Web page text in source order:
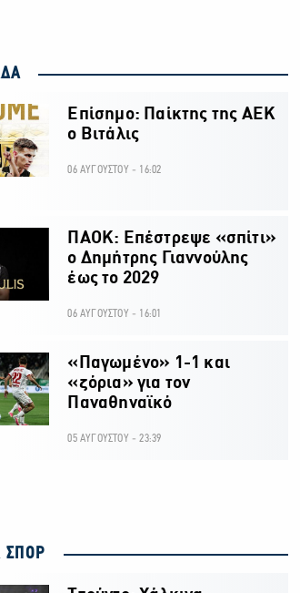
Επίσημο: Παίκτης της ΑΕΚ
ο Βιτάλις
06 ΑΥΓΟΥΣΤΟΥ - 16:02
ΠΑΟΚ: Επέστρεψε «σπίτι»
ο Δημήτρης Γιαννούλης
έως το 2029
06 ΑΥΓΟΥΣΤΟΥ - 16:01
«Παγωμένο» 1-1 και
«ζόρια» για τον
Παναθηναϊκό
05 ΑΥΓΟΥΣΤΟΥ - 23:39
ΣΠΟΡ